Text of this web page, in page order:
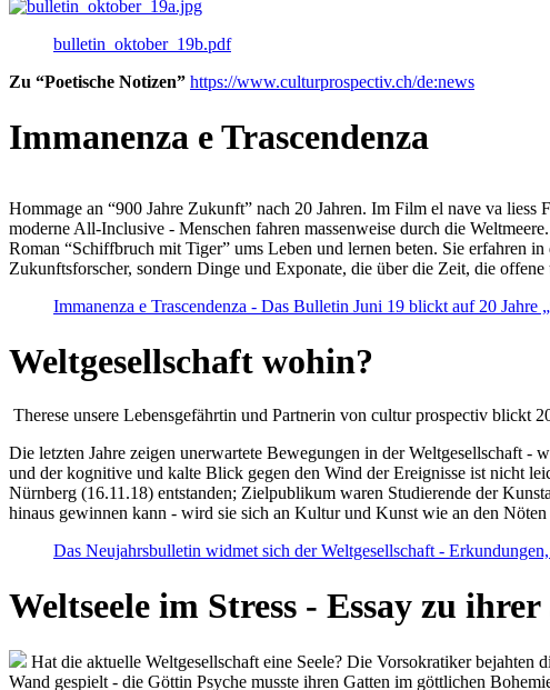
bulletin_oktober_19b.pdf
Zu “Poetische Notizen” https://www.culturprospectiv.ch/de:news
Immanenza e Trascendenza
Hommage an “900 Jahre Zukunft” nach 20 Jahren. Im Film el nave va
moderne All-Inclusive - Menschen fahren massenweise durch die
Roman “Schiffbruch mit Tiger” ums Leben und lernen beten. Sie erfahren
Zukunftsforscher, sondern Dinge und Exponate, die über die Zeit, die offene
Immanenza e Trascendenza - Das Bulletin Juni 19 blickt auf 20 Jahre
Weltgesellschaft wohin?
Therese unsere Lebensgefährtin und Partnerin von cultur prospectiv blickt
Die letzten Jahre zeigen unerwartete Bewegungen in der Weltgesellschaft -
und der kognitive und kalte Blick gegen den Wind der Ereignisse ist nicht
Nürnberg (16.11.18) entstanden; Zielpublikum waren Studierende der
hinaus gewinnen kann - wird sie sich an Kultur und Kunst wie an den
Das Neujahrsbulletin widmet sich der Weltgesellschaft -
Weltseele im Stress - Essay zu
Hat die aktuelle Weltgesellschaft eine Seele? Die Vorsokratiker bejahten
Wand gespielt - die Göttin Psyche musste ihren Gatten im göttlichen